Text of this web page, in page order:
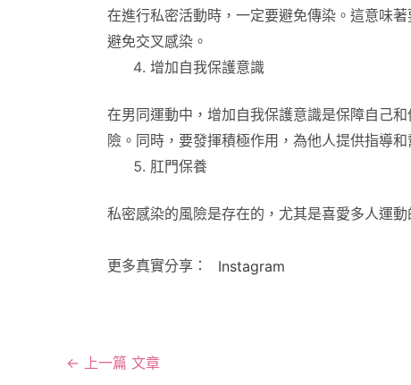
在進行私密活動時，一定要避免傳染。這意味
避免交叉感染。
增加自我保護意識
在男同運動中，增加自我保護意識是保障自己
險。同時，要發揮積極作用，為他人提供指導和
肛門保養
私密感染的風險是存在的，尤其是喜愛多人運
更多真實分享： Instagram
← 上一篇 文章